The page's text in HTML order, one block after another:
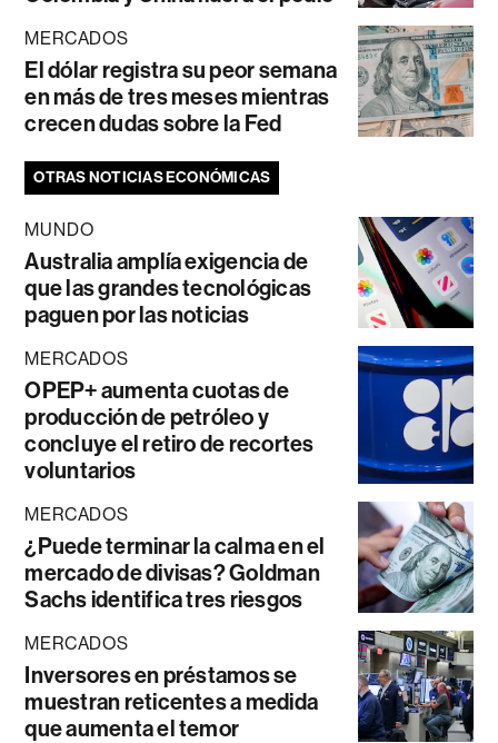
MERCADOS
El dólar registra su peor semana
en más de tres meses mientras
crecen dudas sobre la Fed
OTRAS NOTICIAS ECONÓMICAS
MUNDO
Australia amplía exigencia de
que las grandes tecnológicas
paguen por las noticias
MERCADOS
OPEP+ aumenta cuotas de
producción de petróleo y
concluye el retiro de recortes
voluntarios
MERCADOS
¿Puede terminar la calma en el
mercado de divisas? Goldman
Sachs identifica tres riesgos
MERCADOS
Inversores en préstamos se
muestran reticentes a medida
que aumenta el temor